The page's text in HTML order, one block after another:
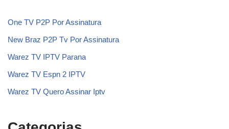
One TV P2P Por Assinatura
New Braz P2P Tv Por Assinatura
Warez TV IPTV Parana
Warez TV Espn 2 IPTV
Warez TV Quero Assinar Iptv